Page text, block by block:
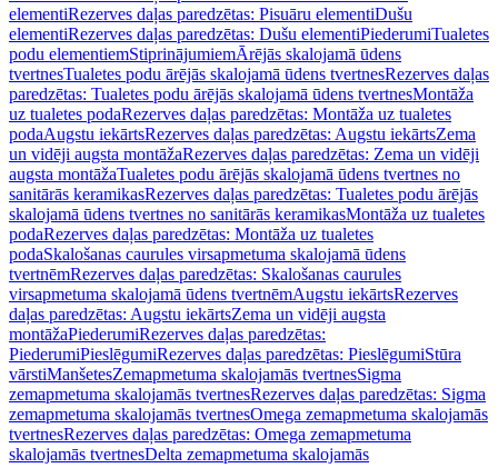
elementiRezerves daļas paredzētas: Pisuāru elementiDušu
elementiRezerves daļas paredzētas: Dušu elementiPiederumiTualetes
podu elementiemStiprinājumiemĀrējās skalojamā ūdens
tvertnesTualetes podu ārējās skalojamā ūdens tvertnesRezerves daļas
paredzētas: Tualetes podu ārējās skalojamā ūdens tvertnesMontāža
uz tualetes podaRezerves daļas paredzētas: Montāža uz tualetes
podaAugstu iekārtsRezerves daļas paredzētas: Augstu iekārtsZema
un vidēji augsta montāžaRezerves daļas paredzētas: Zema un vidēji
augsta montāžaTualetes podu ārējās skalojamā ūdens tvertnes no
sanitārās keramikasRezerves daļas paredzētas: Tualetes podu ārējās
skalojamā ūdens tvertnes no sanitārās keramikasMontāža uz tualetes
podaRezerves daļas paredzētas: Montāža uz tualetes
podaSkalošanas caurules virsapmetuma skalojamā ūdens
tvertnēmRezerves daļas paredzētas: Skalošanas caurules
virsapmetuma skalojamā ūdens tvertnēmAugstu iekārtsRezerves
daļas paredzētas: Augstu iekārtsZema un vidēji augsta
montāžaPiederumiRezerves daļas paredzētas:
PiederumiPieslēgumiRezerves daļas paredzētas: PieslēgumiStūra
vārstiManšetesZemapmetuma skalojamās tvertnesSigma
zemapmetuma skalojamās tvertnesRezerves daļas paredzētas: Sigma
zemapmetuma skalojamās tvertnesOmega zemapmetuma skalojamās
tvertnesRezerves daļas paredzētas: Omega zemapmetuma
skalojamās tvertnesDelta zemapmetuma skalojamās